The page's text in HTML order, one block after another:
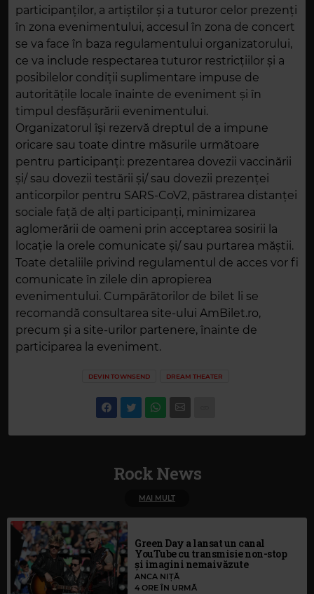
participanților, a artiștilor și a tuturor celor prezenți
în zona evenimentului, accesul în zona de concert
se va face în baza regulamentului organizatorului,
ce va include respectarea tuturor restricțiilor și a
posibilelor condiții suplimentare impuse de
autoritățile locale înainte de eveniment și în
timpul desfășurării evenimentului.
Organizatorul își rezervă dreptul de a impune
oricare sau toate dintre măsurile următoare
pentru participanți: prezentarea dovezii vaccinării
și/ sau dovezii testării și/ sau dovezii prezenței
anticorpilor pentru SARS-CoV2, păstrarea distanței
sociale față de alți participanți, minimizarea
aglomerării de oameni prin acceptarea sosirii la
locație la orele comunicate și/ sau purtarea măștii.
Toate detaliile privind regulamentul de acces vor fi
comunicate în zilele din apropierea
evenimentului. Cumpărătorilor de bilet li se
recomandă consultarea site-ului AmBilet.ro,
precum și a site-urilor partenere, înainte de
participarea la eveniment.
DEVIN TOWNSEND DREAM THEATER
Rock News
MAI MULT
Green Day a lansat un canal
YouTube cu transmisie non-stop
și imagini nemaivăzute
ANCA NIȚĂ
4 ORE ÎN URMĂ